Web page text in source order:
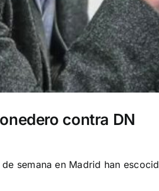
contra DN
semana en Madrid han